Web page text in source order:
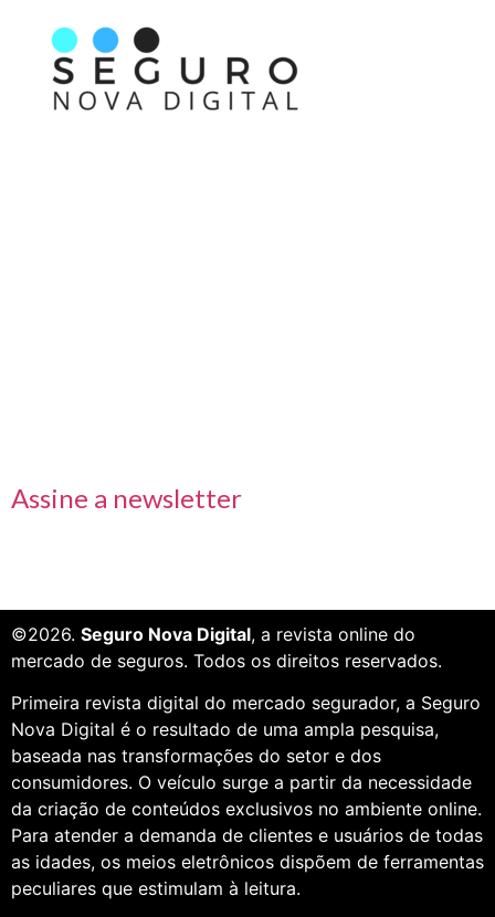
Assine a newsletter
©2026. Seguro Nova Digital, a revista online do
mercado de seguros. Todos os direitos reservados.
Primeira revista digital do mercado segurador, a Seguro
Nova Digital é o resultado de uma ampla pesquisa,
baseada nas transformações do setor e dos
consumidores. O veículo surge a partir da necessidade
da criação de conteúdos exclusivos no ambiente online.
Para atender a demanda de clientes e usuários de todas
as idades, os meios eletrônicos dispõem de ferramentas
peculiares que estimulam à leitura.